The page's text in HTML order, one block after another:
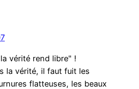
vérité rend libre" !
la vérité, il faut fuit les
flatteuses, les beaux